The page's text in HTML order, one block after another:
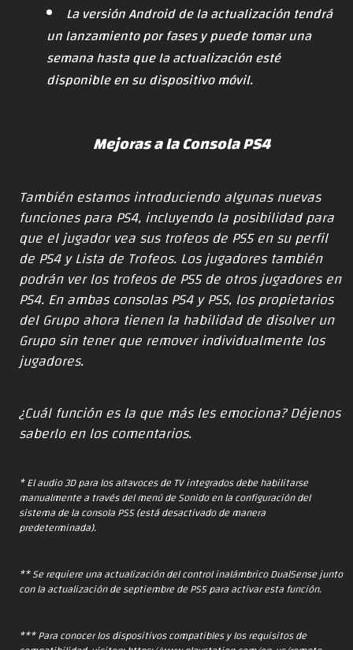
La versión Android de la actualización tendrá
un lanzamiento por fases y puede tomar una
semana hasta que la actualización esté
disponible en su dispositivo móvil.
Mejoras a la Consola PS4
También estamos introduciendo algunas nuevas
funciones para PS4, incluyendo la posibilidad para
que el jugador vea sus trofeos de PS5 en su perfil
de PS4 y Lista de Trofeos. Los jugadores también
podrán ver los trofeos de PS5 de otros jugadores en
PS4. En ambas consolas PS4 y PS5, los propietarios
del Grupo ahora tienen la habilidad de disolver un
Grupo sin tener que remover individualmente los
jugadores.
¿Cuál función es la que más les emociona? Déjenos
saberlo en los comentarios.
* El audio 3D para los altavoces de TV integrados debe habilitarse
manualmente a través del menú de Sonido en la configuración del
sistema de la consola PS5 (está desactivado de manera
predeterminada).
** Se requiere una actualización del control inalámbrico DualSense junto
con la actualización de septiembre de PS5 para activar esta función.
*** Para conocer los dispositivos compatibles y los requisitos de